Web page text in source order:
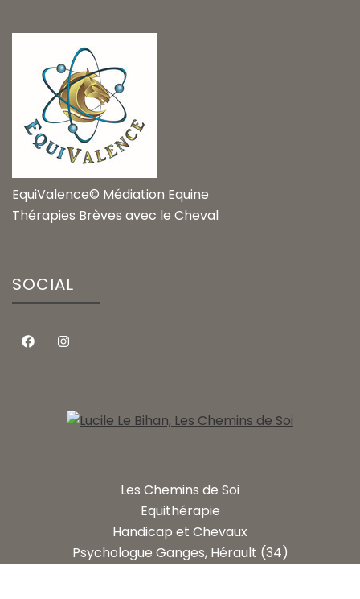
EquiValence© Médiation Equine
Thérapies Brèves avec le Cheval
SOCIAL
Les Chemins de Soi
Equithérapie
Handicap et Chevaux
Psychologue Ganges, Hérault (34)